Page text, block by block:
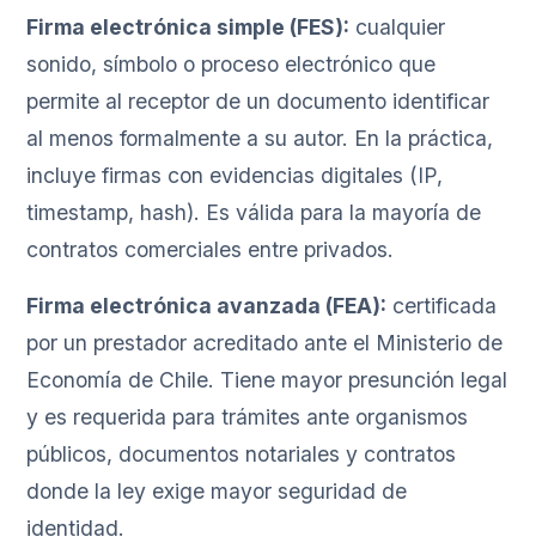
Firma electrónica simple (FES): cualquier
sonido, símbolo o proceso electrónico que
permite al receptor de un documento identificar
al menos formalmente a su autor. En la práctica,
incluye firmas con evidencias digitales (IP,
timestamp, hash). Es válida para la mayoría de
contratos comerciales entre privados.
Firma electrónica avanzada (FEA): certificada
por un prestador acreditado ante el Ministerio de
Economía de Chile. Tiene mayor presunción legal
y es requerida para trámites ante organismos
públicos, documentos notariales y contratos
donde la ley exige mayor seguridad de
identidad.